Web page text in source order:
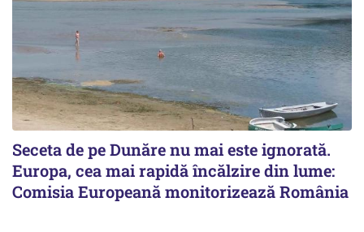
Seceta de pe Dunăre nu mai este ignorată.
Europa, cea mai rapidă încălzire din lume:
Comisia Europeană monitorizează România